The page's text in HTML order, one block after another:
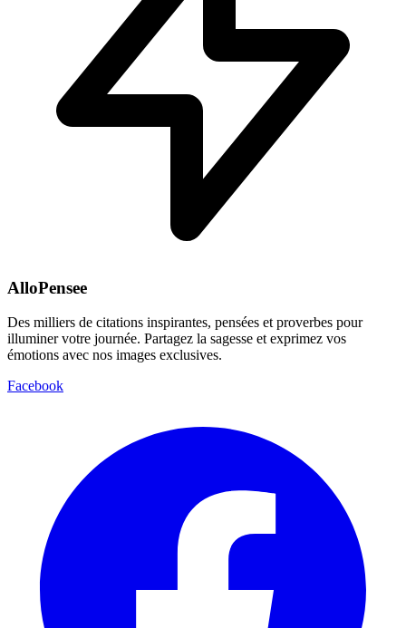
AlloPensee
Des milliers de citations inspirantes, pensées et proverbes pour
illuminer votre journée. Partagez la sagesse et exprimez vos
émotions avec nos images exclusives.
Facebook